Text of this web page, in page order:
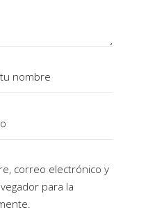
correo electrónico y
para la